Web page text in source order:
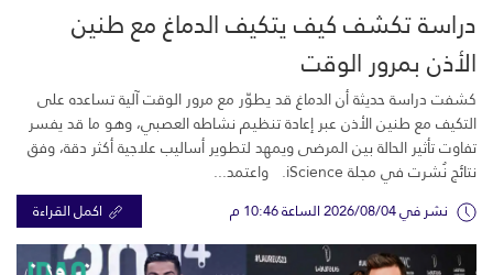
دراسة تكشف كيف يتكيف الدماغ مع طنين
الأذن بمرور الوقت
كشفت دراسة حديثة أن الدماغ قد يطوّر مع مرور الوقت آلية تساعده على
التكيف مع طنين الأذن عبر إعادة تنظيم نشاطه العصبي، وهو ما قد يفسر
تفاوت تأثير الحالة بين المرضى ويمهد لتطوير أساليب علاجية أكثر دقة، وفق
نتائج نُشرت في مجلة iScience. واعتمد...
نشر في 2026/08/04 الساعة 10:46 م اكمل القراءة